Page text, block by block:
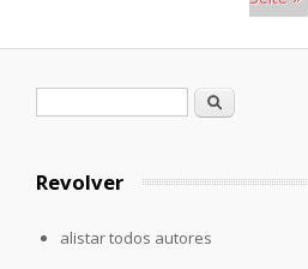
Formulario de búsqueda
Buscar
Revolver
alistar todos autores